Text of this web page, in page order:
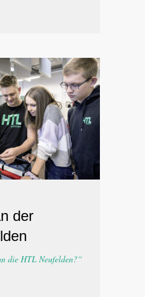
der
die HTL Neufelden?“